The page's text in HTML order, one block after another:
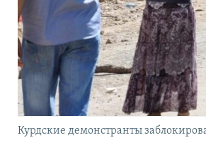
Курдские демонстранты